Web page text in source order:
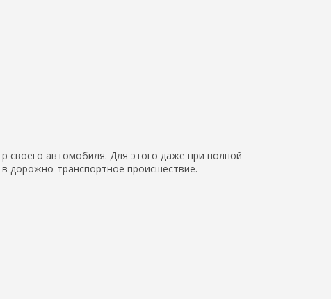
своего автомобиля. Для этого даже при полной
дорожно-транспортное происшествие.